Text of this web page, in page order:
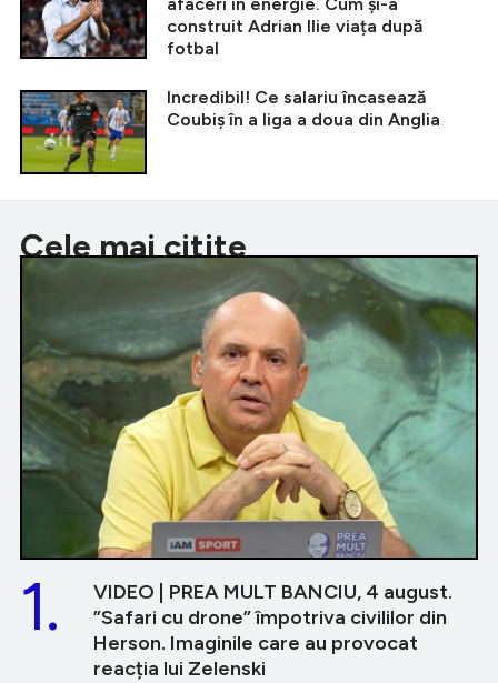
construit Adrian Ilie viața după
fotbal
Incredibil! Ce salariu încasează
Coubiș în a liga a doua din Anglia
Cele mai citite
VIDEO | PREA MULT BANCIU, 4 august.
”Safari cu drone” împotriva civililor din
Herson. Imaginile care au provocat
reacția lui Zelenski
1.